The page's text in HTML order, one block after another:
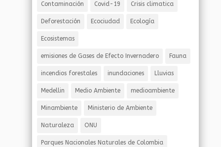
Contaminación Covid-19 Crisis climatica
Deforestación Ecociudad Ecología
Ecosistemas
emisiones de Gases de Efecto Invernadero Fauna
incendios forestales inundaciones Lluvias
Medellin Medio Ambiente medioambiente
Minambiente Ministerio de Ambiente
Naturaleza ONU
Parques Nacionales Naturales de Colombia